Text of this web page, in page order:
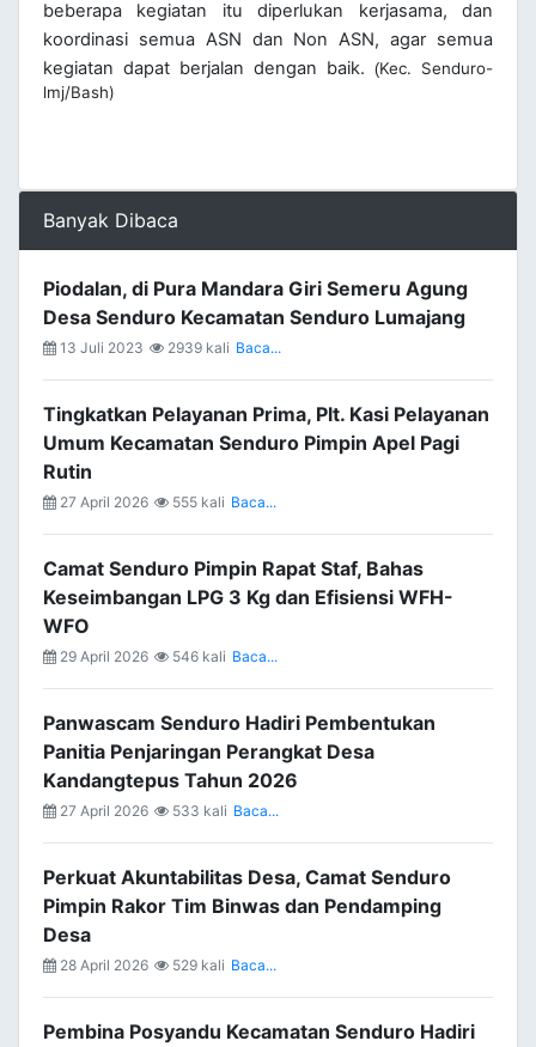
beberapa kegiatan itu diperlukan kerjasama, dan
koordinasi semua ASN dan Non ASN, agar semua
kegiatan dapat berjalan dengan baik. (Kec. Senduro-
lmj/Bash)
Banyak Dibaca
Piodalan, di Pura Mandara Giri Semeru Agung
Desa Senduro Kecamatan Senduro Lumajang
13 Juli 2023 2939 kali Baca...
Tingkatkan Pelayanan Prima, Plt. Kasi Pelayanan
Umum Kecamatan Senduro Pimpin Apel Pagi
Rutin
27 April 2026 555 kali Baca...
Camat Senduro Pimpin Rapat Staf, Bahas
Keseimbangan LPG 3 Kg dan Efisiensi WFH-
WFO
29 April 2026 546 kali Baca...
Panwascam Senduro Hadiri Pembentukan
Panitia Penjaringan Perangkat Desa
Kandangtepus Tahun 2026
27 April 2026 533 kali Baca...
Perkuat Akuntabilitas Desa, Camat Senduro
Pimpin Rakor Tim Binwas dan Pendamping
Desa
28 April 2026 529 kali Baca...
Pembina Posyandu Kecamatan Senduro Hadiri